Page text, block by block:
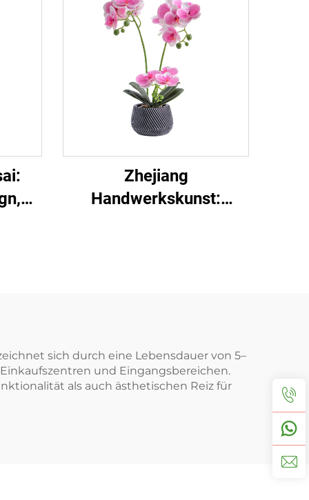
Zhejiang
Handwerkskunst:
sich durch eine Lebensdauer von 5–
und Eingangsbereichen.
als auch ästhetischen Reiz für